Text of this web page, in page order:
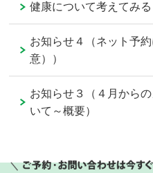
健康について考えてみる
お知らせ４（ネット予
意））
お知らせ３（４月から
いて～概要）